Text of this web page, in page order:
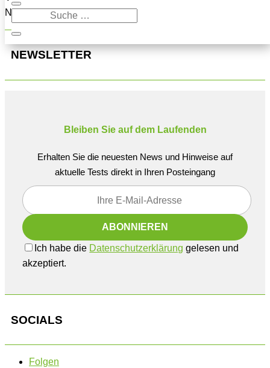
Navigation oben, um den Beitrag zu finden.
NEWSLETTER
Bleiben Sie auf dem Laufenden
Erhalten Sie die neuesten News und Hinweise auf
aktuelle Tests direkt in Ihren Posteingang
Ich habe die Datenschutzerklärung gelesen und
akzeptiert.
SOCIALS
Folgen